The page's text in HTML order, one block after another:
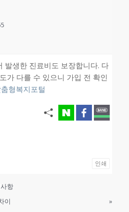
발생한 진료비도 보장합니다. 다
가 다를 수 있으니 가입 전 확인
형복지포털
인쇄
항
이
»